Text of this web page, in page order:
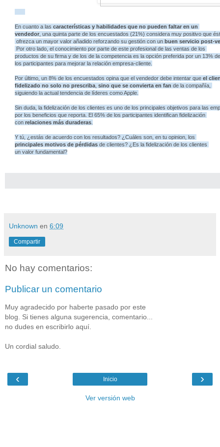
En cuanto a las características y habilidades que no pueden faltar en un
vendedor , una quinta parte de los encuestados (21%) considera muy positivo que
ofrezca un mayor valor añadido reforzando su gestión con un buen servicio post-
Por otro lado, el conocimiento por parte de este profesional de las ventas de los
productos de su firma y de los de la competencia es la opción preferida por un 13%
los participantes para mejorar la relación empresa-cliente.
Por último, un 8% de los encuestados opina que el vendedor debe intentar que el
fidelizado no solo no prescriba sino que se convierta en fan de la compañía,
siguiendo la actual tendencia de líderes como Apple.
Sin duda, la fidelización de los clientes es uno de los principales objetivos para las
por los beneficios que reporta. El 65% de los participantes identifican fidelización
con relaciones más duraderas
Y tú, ¿estás de acuerdo con los resultados? ¿Cuáles son, en tu opinion, los
principales motivos de pérdidas de clientes? ¿Es la fidelización de los clientes
un valor fundamental?
Unknown en 6:09
Compartir
No hay comentarios:
Publicar un comentario
Muy agradecido por haberte pasado por este
blog. Si tienes alguna sugerencia, comentario...
no dudes en escribirlo aquí.
Un cordial saludo.
‹ ›
Inicio
Ver versión web